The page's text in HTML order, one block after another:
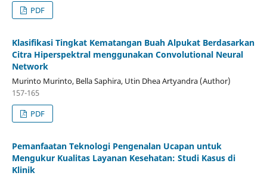
PDF
Klasifikasi Tingkat Kematangan Buah Alpukat Berdasarkan
Citra Hiperspektral menggunakan Convolutional Neural
Network
Murinto Murinto, Bella Saphira, Utin Dhea Artyandra (Author)
157-165
PDF
Pemanfaatan Teknologi Pengenalan Ucapan untuk
Mengukur Kualitas Layanan Kesehatan: Studi Kasus di
Klinik